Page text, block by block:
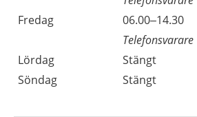
Fredag
06.00–14.30
Telefonsvarare
Lördag
Stängt
Söndag
Stängt